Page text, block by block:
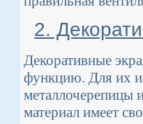
2.
Декоративные
функцию. Для их
металлочерепицы
материал имеет